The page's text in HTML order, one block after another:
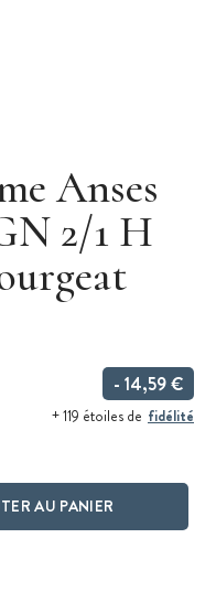
Anses
2/1 H
- 14,59 €
+ 119 étoiles de fidélité
AU PANIER